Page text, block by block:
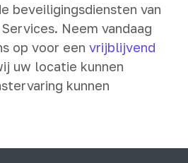
beveiligingsdiensten van
Neem vandaag
op voor een vrijblijvend
uw locatie kunnen
kunnen